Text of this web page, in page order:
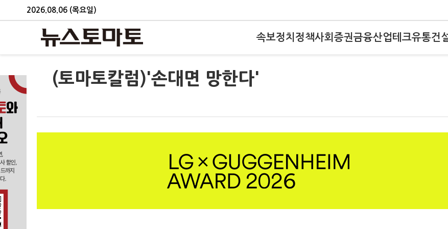
2026.08.06 (목요일)
속보정치 정책사회 증권금융산업테크유통건
(토마토칼럼)'손대면 망한다'